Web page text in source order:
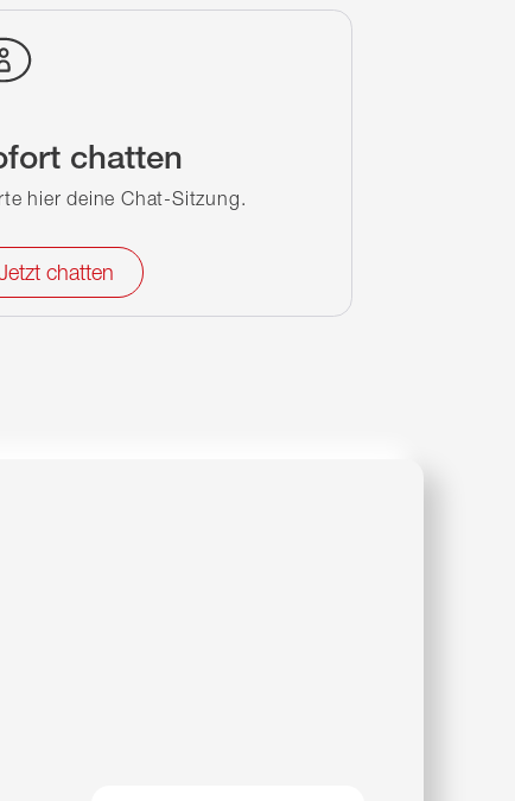
chatten
hier deine Chat-Sitzung.
chatten